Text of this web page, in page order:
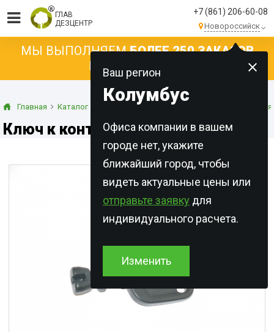
ГЛАВ
ДЕЗЦЕНТР
+7 (861) 206-60-08
Новороссийск
Ваш регион
Колумбус
Офиса компании в вашем
городе нет, укажите
ближайший город, чтобы
видеть актуальные цены или
отправьте заявку для
индивидуального расчета.
Изменить
МЫ ВЫПОЛНЯЕМБОЛЕЕ 250 ЗАКАЗОВ
КАЖДЫЙ ДЕНЬ!
Главная Каталог Оборудование Контейнеры для
Ключ к контейнерам